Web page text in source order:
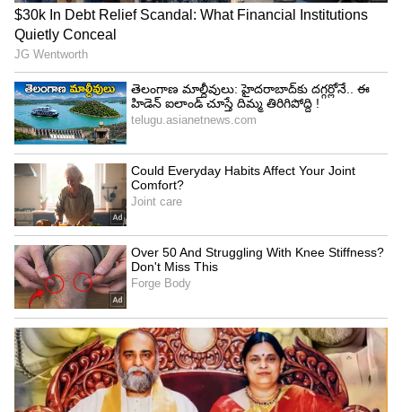
Image Credit :Asianet News
సహాయం కాస్తా డిమాండ్ గా మారిపోతుంది
అందుకే మంచితనం ఎప్పుడు ఇబ్బంది అవుతుందంటే... ఆ
మంచి మన మీదకే రివర్స్ అయినప్పుడు. ఎవరికి సహాయం
చేస్తున్నామని ముందు తెలుసుకోవాలి. లేకపోతే ప్రతీసారి
సహాయం చేసే పాటికి అభ్యర్థన కాస్తా హక్కు, డిమాండ్ గా
మారిపోతుంది. ఇలాంటి వారికి అసలు సహాయం
చేయకపోవడమే మంచిది.